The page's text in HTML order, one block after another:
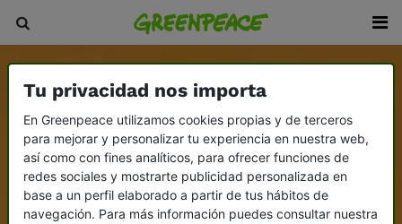
Tu privacidad nos importa
En Greenpeace utilizamos cookies propias y de terceros
para mejorar y personalizar tu experiencia en nuestra web,
así como con fines analíticos, para ofrecer funciones de
redes sociales y mostrarte publicidad personalizada en
base a un perfil elaborado a partir de tus hábitos de
navegación. Para más información puedes consultar nuestra